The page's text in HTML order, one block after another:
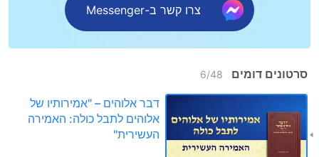
צרו קשר ב-Messenger
סרטונים דומים 6/48
דבר אלוהים – "אמירותיו של
אלוהים לתבל כולה: האמירה
העשירית"